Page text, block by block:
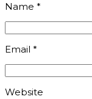
Name *
Email *
Website